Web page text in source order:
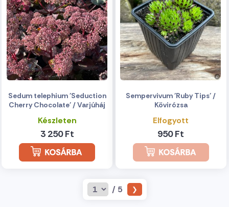
Sedum telephium 'Seduction
Cherry Chocolate' / Varjúháj
Készleten
3 250 Ft
Sempervivum 'Ruby Tips' /
Kövirózsa
Elfogyott
950 Ft
/ 5